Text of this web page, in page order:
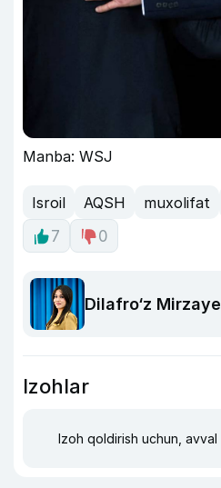
Manba: WSJ
Isroil AQSH muxolifat
7
0
Dilafro‘z
Izohlar
Izoh qoldirish uchun, avval